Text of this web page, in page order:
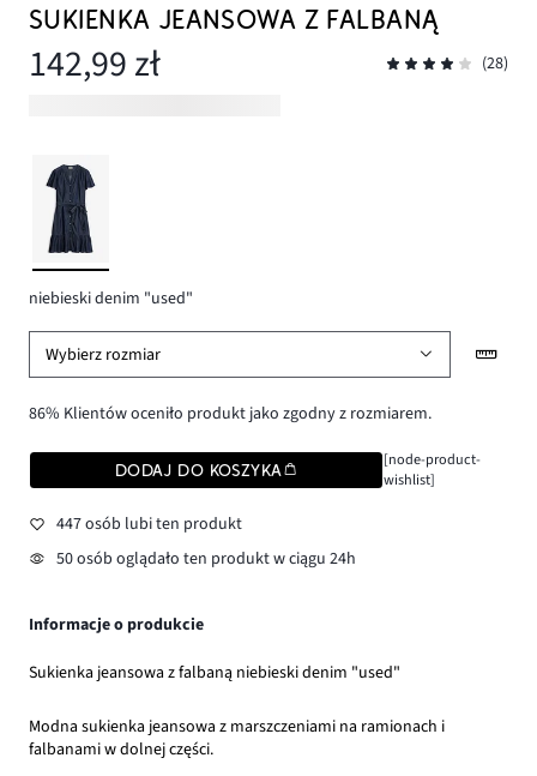
SUKIENKA JEANSOWA Z FALBANĄ
142,99 zł (28)
niebieski denim "used"
Wybierz rozmiar
86% Klientów oceniło produkt jako zgodny z rozmiarem.
DODAJ DO KOSZYKA
[node-product-
wishlist]
447 osób lubi ten produkt
50 osób oglądało ten produkt w ciągu 24h
Informacje o produkcie
Sukienka jeansowa z falbaną niebieski denim "used"
Modna sukienka jeansowa z marszczeniami na ramionach i
falbanami w dolnej części.